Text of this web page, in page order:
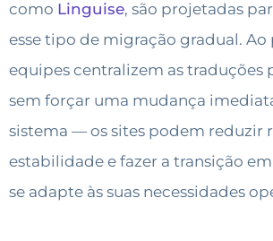
como Linguise, são projetadas
esse tipo de migração gradual.
equipes centralizem as traduções
sem forçar uma mudança
sistema — os sites podem reduzir
estabilidade e fazer a transição
se adapte às suas necessidades